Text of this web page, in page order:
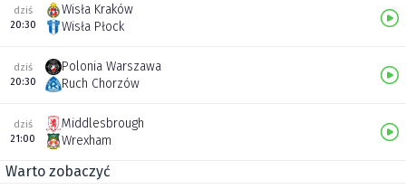
dziś
20:30
Wisła Kraków
Wisła Płock
dziś
20:30
Polonia Warszawa
Ruch Chorzów
dziś
21:00
Middlesbrough
Wrexham
Warto zobaczyć